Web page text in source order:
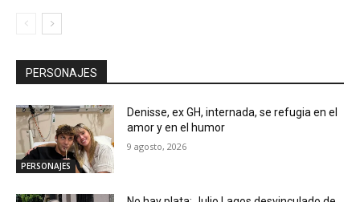
PERSONAJES
PERSONAJES
Denisse, ex GH, internada, se refugia en el
amor y en el humor
9 agosto, 2026